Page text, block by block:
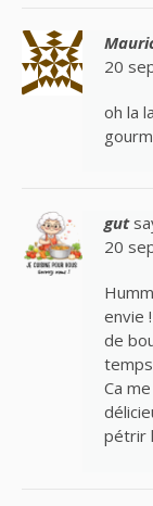
20
oh la
gut
20
envie
de
Ca
pétrir